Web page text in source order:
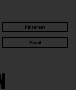
Pinterest
Email